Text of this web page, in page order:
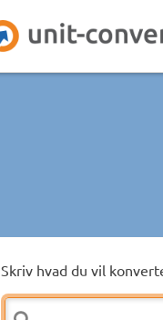
Skriv hvad du vil